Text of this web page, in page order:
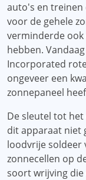
auto's en treinen
voor de gehele
verminderde
hebben.
Incorporated
ongeveer een
zonnepaneel
De sleutel tot
dit apparaat niet
loodvrije soldeer
zonnecellen op
soort wrijving die